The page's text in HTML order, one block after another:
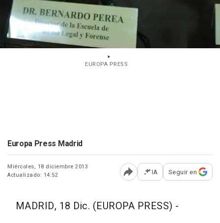
EUROPA PRESS
Europa Press Madrid
Miércoles, 18 diciembre 2013
Actualizado: 14:52
Abrir opciones para
IA Seguir en
MADRID, 18 Dic. (EUROPA PRESS) -